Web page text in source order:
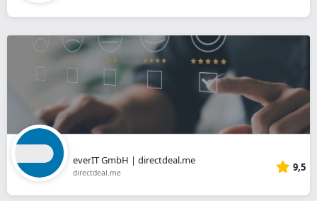
everIT GmbH | directdeal.me
directdeal.me 9,5